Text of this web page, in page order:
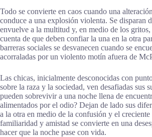
Todo se convierte en caos cuando una
conduce a una explosión violenta. Se disparan
envuelve a la multitud y, en medio de los gritos,
cuenta de que deben confiar la una en la otra
barreras sociales se desvanecen cuando se
acorraladas por un violento motín afuera de
Las chicas, inicialmente desconocidas con
sobre la raza y la sociedad, ven desafiadas sus
pueden sobrevivir a una noche llena de
alimentados por el odio? Dejan de lado sus
a la otra en medio de la confusión y el creciente
familiaridad y amistad se convierte en una
hacer que la noche pase con vida.